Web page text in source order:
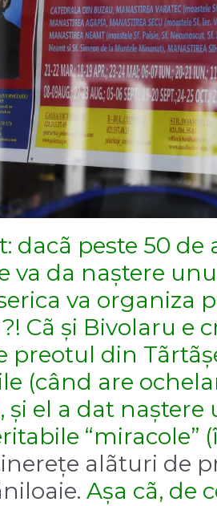
peste 50 de
va da naștere
va organiza
Cã și Bivolaru e
preotul din
(când are
și el a dat
“miracole”
alãturi de
Așa cã, de